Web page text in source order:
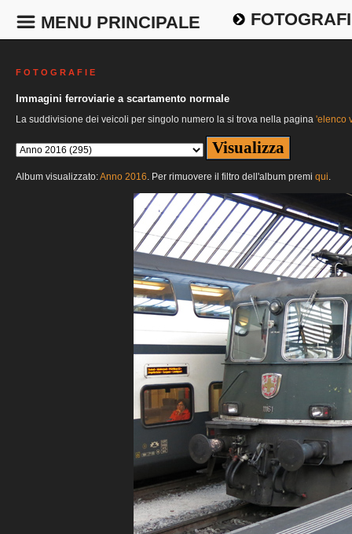
MENU PRINCIPALE
F O T O G R A F I E
Immagini ferroviarie a scartamento normale
La suddivisione dei veicoli per singolo numero la si trova nella pagina 'elenco
Album visualizzato:Anno 2016. Per rimuovere il filtro dell'album premi qui.